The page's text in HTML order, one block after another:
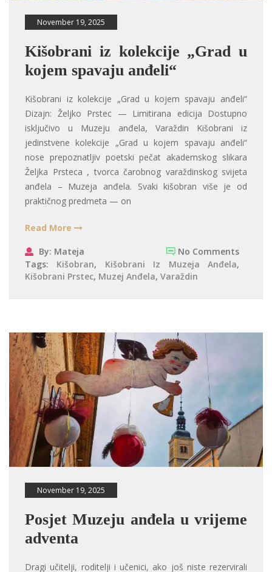
November 19, 2025
Kišobrani iz kolekcije „Grad u
kojem spavaju anđeli“
Kišobrani iz kolekcije „Grad u kojem spavaju anđeli“
Dizajn: Željko Prstec — Limitirana edicija Dostupno
isključivo u Muzeju anđela, Varaždin Kišobrani iz
jedinstvene kolekcije „Grad u kojem spavaju anđeli“
nose prepoznatljiv poetski pečat akademskog slikara
Željka Prsteca , tvorca čarobnog varaždinskog svijeta
anđela – Muzeja anđela. Svaki kišobran više je od
praktičnog predmeta — on
Read More
By: Mateja
No Comments
Tags: Kišobran, Kišobrani Iz Muzeja Anđela,
Kišobrani Prstec, Muzej Anđela, Varaždin
November 19, 2025
Posjet Muzeju anđela u vrijeme
adventa
Dragi učitelji, roditelji i učenici, ako još niste rezervirali